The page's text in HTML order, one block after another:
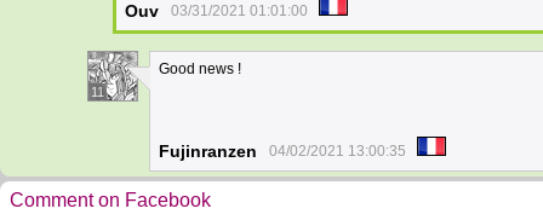
Ouv 03/31/2021 01:01:00
11
Good news !
Fujinranzen 04/02/2021 13:00:35
Comment on Facebook